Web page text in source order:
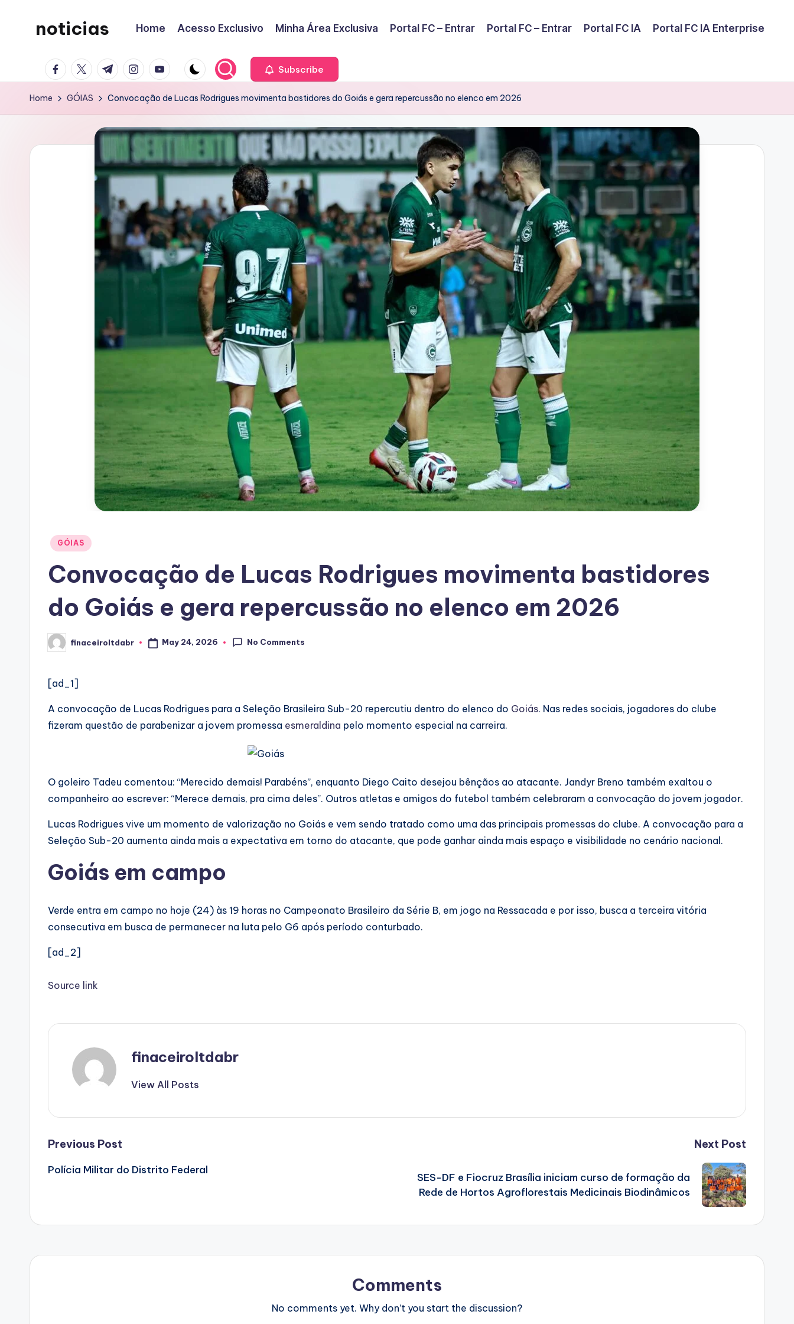
noticias Home Acesso Exclusivo Minha Área Exclusiva Portal FC – Entrar Portal FC – Entrar Portal FC IA Portal FC IA Enterprise
facebook.com
twitter.com
t.me instagram.com
youtube.com Subscribe
Home GÓIAS Convocação de Lucas Rodrigues movimenta bastidores do Goiás e gera repercussão no elenco em 2026
Posted
GÓIAS
Convocação de Lucas Rodrigues movimenta bastidores
do Goiás e gera repercussão no elenco em 2026
Posted
by
finaceiroltdabr May 24, 2026 No Comments
[ad_1]
A convocação de Lucas Rodrigues para a Seleção Brasileira Sub-20 repercutiu dentro do elenco do Goiás. Nas redes sociais, jogadores do clube
fizeram questão de parabenizar a jovem promessa esmeraldina pelo momento especial na carreira.
O goleiro Tadeu comentou: “Merecido demais! Parabéns”, enquanto Diego Caito desejou bênçãos ao atacante. Jandyr Breno também exaltou o
companheiro ao escrever: “Merece demais, pra cima deles”. Outros atletas e amigos do futebol também celebraram a convocação do jovem jogador.
Lucas Rodrigues vive um momento de valorização no Goiás e vem sendo tratado como uma das principais promessas do clube. A convocação para a
Seleção Sub-20 aumenta ainda mais a expectativa em torno do atacante, que pode ganhar ainda mais espaço e visibilidade no cenário nacional.
Goiás em campo
Verde entra em campo no hoje (24) às 19 horas no Campeonato Brasileiro da Série B, em jogo na Ressacada e por isso, busca a terceira vitória
consecutiva em busca de permanecer na luta pelo G6 após período conturbado.
[ad_2]
Source link
finaceiroltdabr
View All Posts
Post
navigation
Previous Post
Polícia Militar do Distrito Federal
Next Post
SES-DF e Fiocruz Brasília iniciam curso de formação da
Rede de Hortos Agroflorestais Medicinais Biodinâmicos
Comments
No comments yet. Why don’t you start the discussion?